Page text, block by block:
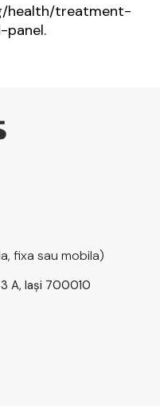
health/treatment-
fixa sau mobila)
A, Iași 700010